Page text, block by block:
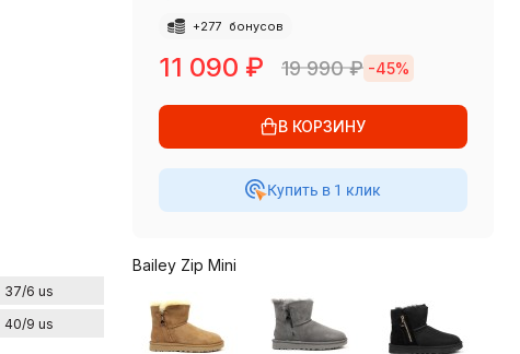
37/6 us
40/9 us
+277 бонусов
11 090 ₽ 19 990₽ -45%
В КОРЗИНУ
Купить в 1 клик
Bailey Zip Mini